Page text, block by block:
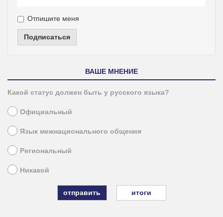
Отпишите меня
Подписаться
ВАШЕ МНЕНИЕ
Какой статус должен быть у русского языка?
Официальный
Язык межнационального общения
Региональный
Никакой
итоги